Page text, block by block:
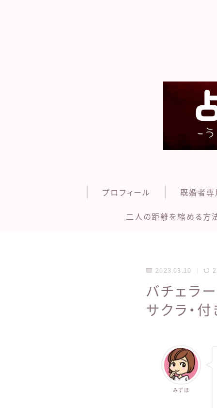
プロフィール 既婚者専
二人の距離を縮める方
2023.03.10
バチェラ
サクラ・
みずほ